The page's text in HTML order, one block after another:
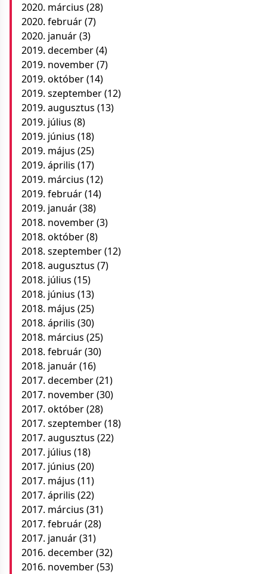
2020. március (28)
2020. február(7)
2020. január(3)
2019. december(4)
2019. november(7)
2019. október(14)
2019. szeptember(12)
2019. augusztus (13)
2019. július (8)
2019. június (18)
2019. május (25)
2019. április (17)
2019. március (12)
2019. február(14)
2019. január(38)
2018. november(3)
2018. október(8)
2018. szeptember(12)
2018. augusztus (7)
2018. július (15)
2018. június (13)
2018. május (25)
2018. április (30)
2018. március (25)
2018. február(30)
2018. január(16)
2017. december(21)
2017. november(30)
2017. október(28)
2017. szeptember(18)
2017. augusztus (22)
2017. július (18)
2017. június (20)
2017. május (11)
2017. április (22)
2017. március (31)
2017. február(28)
2017. január(31)
2016. december(32)
2016. november(53)